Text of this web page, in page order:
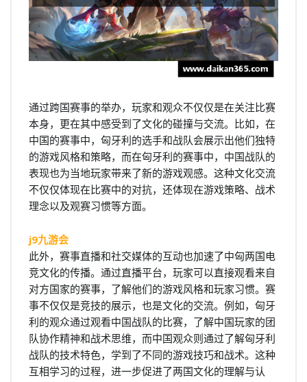
通过跨国赛事的举办，玩家和观众不仅仅是在关注比赛
本身，更在其中感受到了文化的碰撞与交流。比如，在
中国的赛事中，匈牙利的选手和战队会展示出他们独特
的游戏风格和策略，而在匈牙利的赛事中，中国战队的
表现也为当地玩家带来了新的游戏观感。这种文化交流
不仅仅体现在比赛中的对抗，还体现在游戏策略、战术
理念以及观赛习惯等方面。
j9九游会
此外，赛事直播和社交媒体的互动也加速了中匈两国电
竞文化的传播。通过直播平台，玩家可以直接观看来自
对方国家的赛事，了解他们的游戏风格和玩家习惯。赛
事不仅仅是竞技的展示，也是文化的交流。例如，匈牙
利的观众通过观看中国战队的比赛，了解中国玩家的团
队协作精神和战术思维，而中国观众则通过了解匈牙利
战队的技术特色，学到了不同的游戏技巧和战术。这种
互相学习的过程，进一步促进了两国文化的理解与认